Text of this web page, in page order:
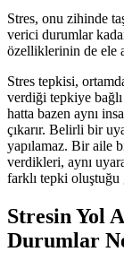
Stres, onu zihinde
verici durumlar
özelliklerinin de ele
Stres tepkisi,
verdiği tepkiye
hatta bazen aynı
çıkarır. Belirli bir
yapılamaz. Bir aile
verdikleri, aynı
farklı tepki oluştuğu
Stresin Yol
Durumlar